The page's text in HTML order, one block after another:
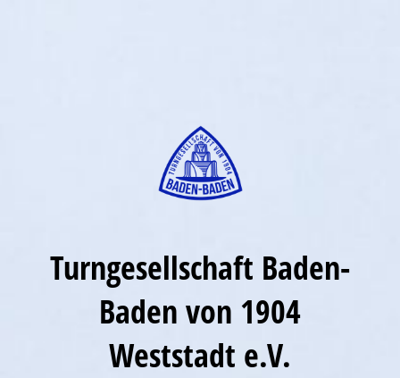
Turngesellschaft Baden-
Baden von 1904
Weststadt e.V.